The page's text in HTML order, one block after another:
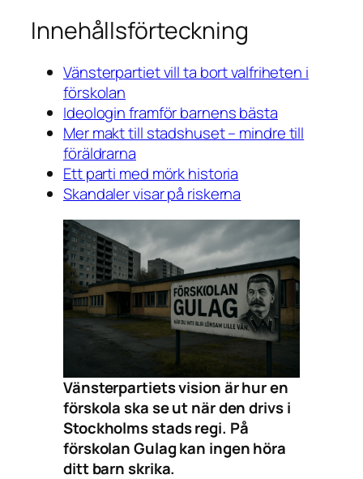
Innehållsförteckning
Vänsterpartiet vill ta bort valfriheten i
förskolan
Ideologin framför barnens bästa
Mer makt till stadshuset – mindre till
föräldrarna
Ett parti med mörk historia
Skandaler visar på riskerna
Vänsterpartiets vision är hur en
förskola ska se ut när den drivs i
Stockholms stads regi. På
förskolan Gulag kan ingen höra
ditt barn skrika.